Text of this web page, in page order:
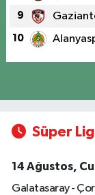
9
10
Süper
14 Ağustos,
Galatasaray -